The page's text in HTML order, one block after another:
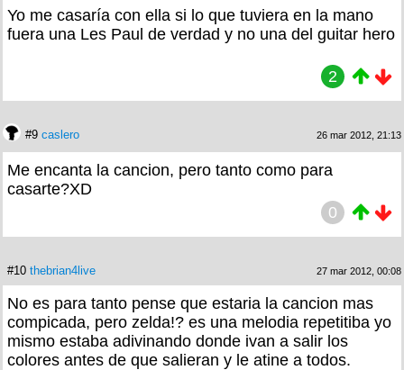
Yo me casaría con ella si lo que tuviera en la mano
fuera una Les Paul de verdad y no una del guitar hero
2
#9 caslero 26 mar 2012, 21:13
Me encanta la cancion, pero tanto como para
casarte?XD
0
#10 thebrian4live 27 mar 2012, 00:08
No es para tanto pense que estaria la cancion mas
compicada, pero zelda!? es una melodia repetitiba yo
mismo estaba adivinando donde ivan a salir los
colores antes de que salieran y le atine a todos.